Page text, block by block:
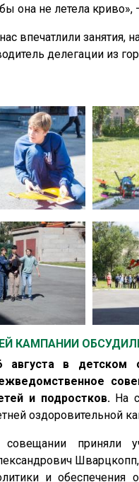
она не летела
впечатлили
делегации из
КАМПАНИИ
августа в детском
и подростков. На
оздоровительной
совещании приняли
Шварцкопп,
и обеспечения